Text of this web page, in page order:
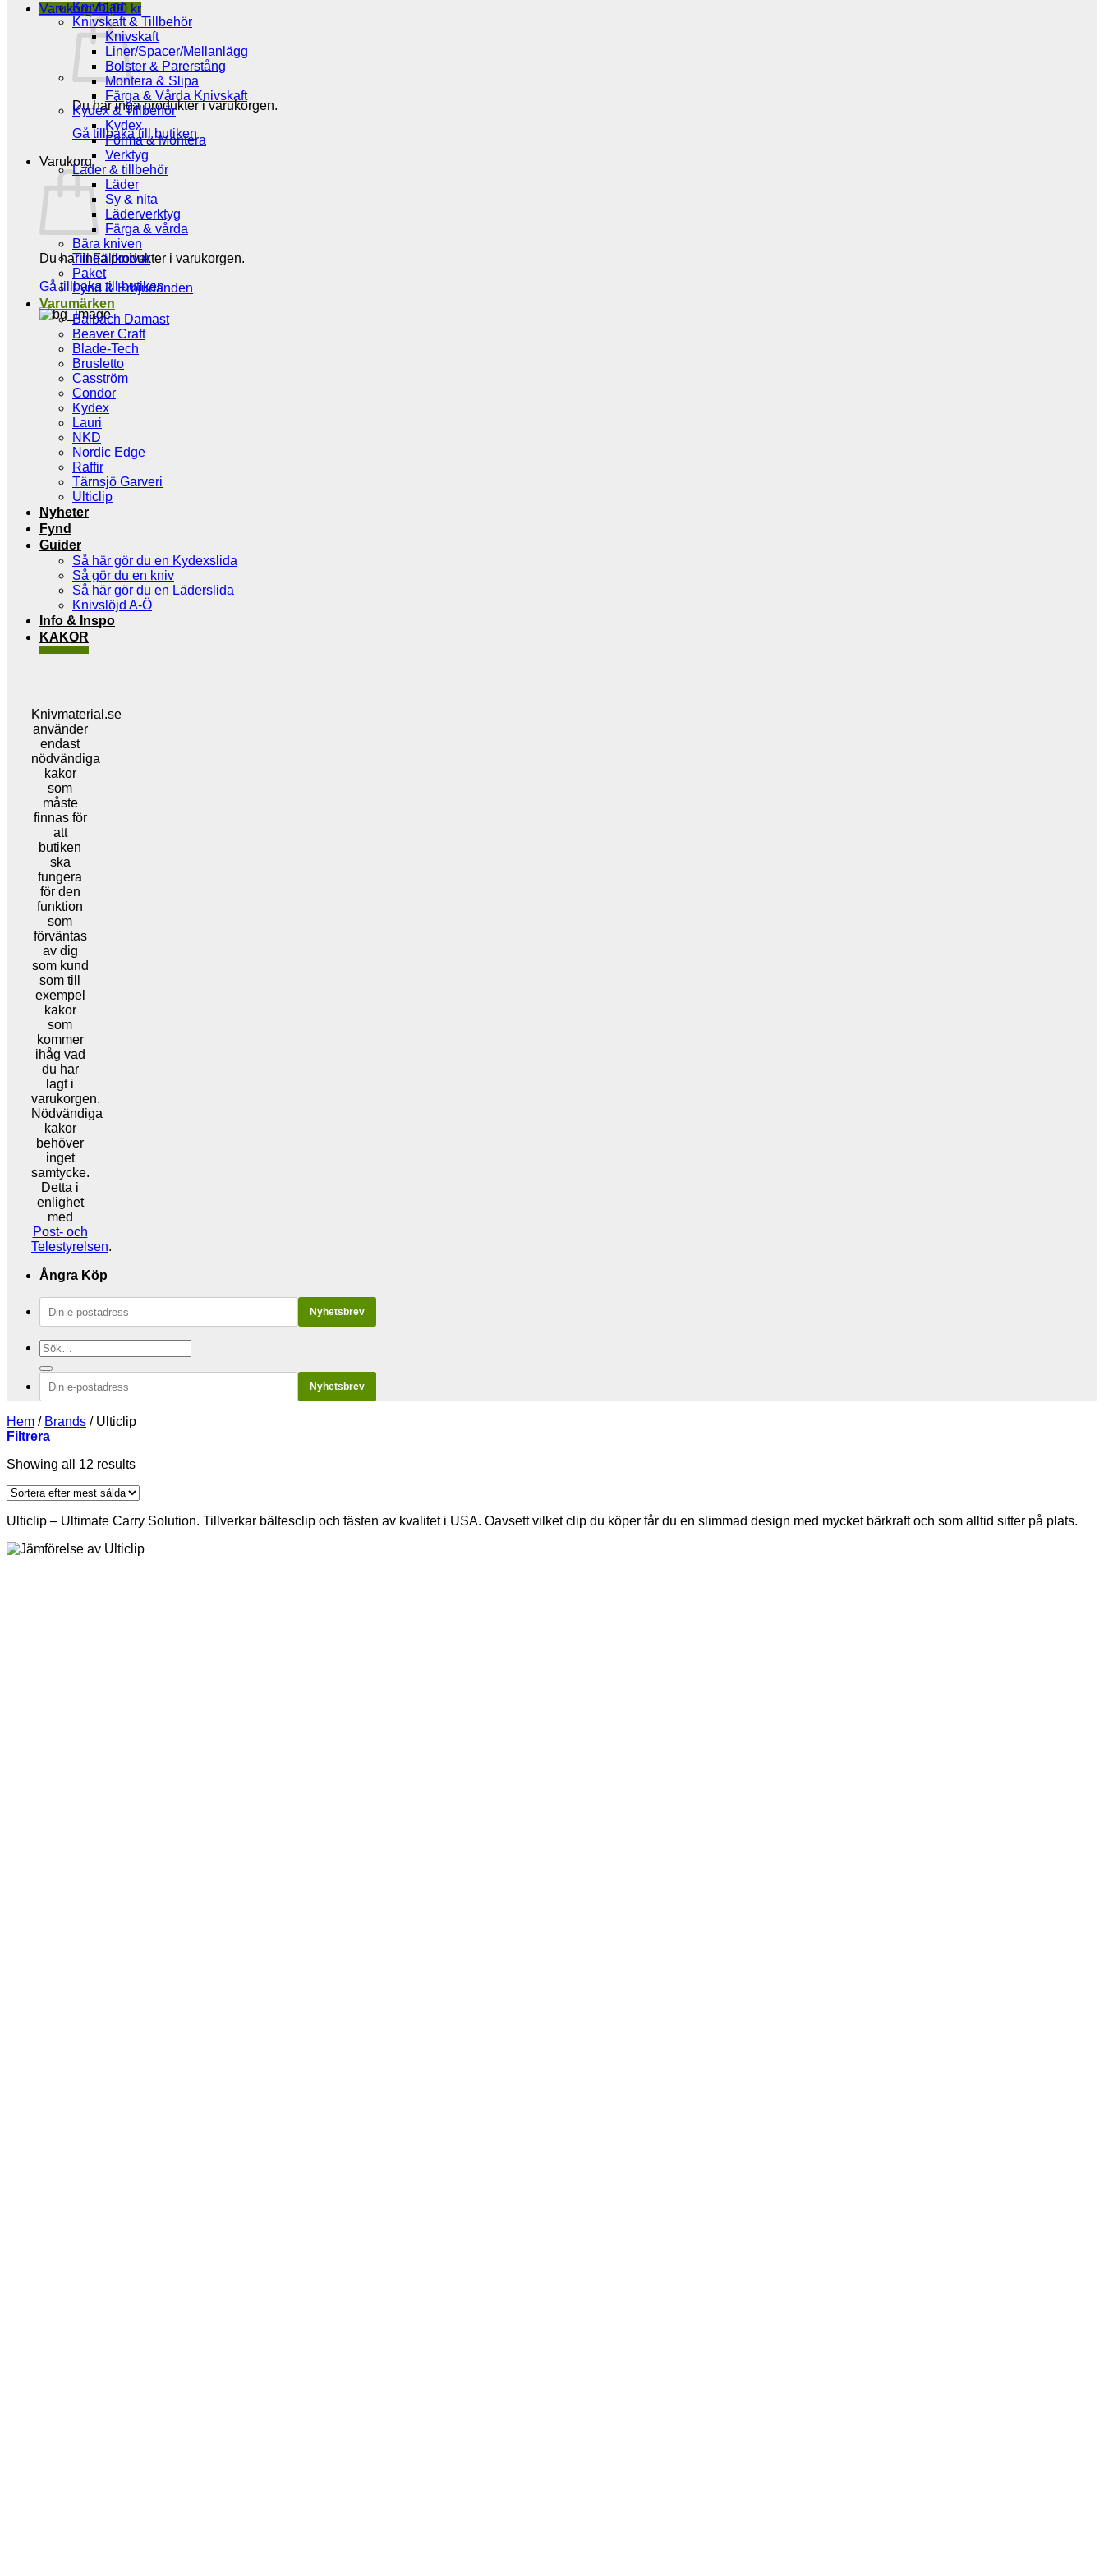
Varukorg /0,00 kr
Du har inga produkter i varukorgen.
Gå tillbaka till butiken
Varukorg
Du har inga produkter i varukorgen.
Gå tillbaka till butiken
Knivblad
Knivskaft & Tillbehör
Knivskaft
Liner/Spacer/Mellanlägg
Bolster & Parerstång
Montera & Slipa
Färga & Vårda Knivskaft
Kydex & Tillbehör
Kydex
Forma & Montera
Verktyg
Läder & tillbehör
Läder
Sy & nita
Läderverktyg
Färga & vårda
Bära kniven
Till Fällknivar
Paket
Fynd & Erbjudanden
Varumärken
Balbach Damast
Beaver Craft
Blade-Tech
Brusletto
Casström
Condor
Kydex
Lauri
NKD
Nordic Edge
Raffir
Tärnsjö Garveri
Ulticlip
Nyheter
Fynd
Guider
Så här gör du en Kydexslida
Så gör du en kniv
Så här gör du en Läderslida
Knivslöjd A-Ö
Info & Inspo
KAKOR
Knivmaterial.se
använder
endast
nödvändiga
kakor
som
måste
finnas för
att
butiken
ska
fungera
för den
funktion
som
förväntas
av dig
som kund
som till
exempel
kakor
som
kommer
ihåg vad
du har
lagt i
varukorgen.
Nödvändiga
kakor
behöver
inget
samtycke.
Detta i
enlighet
med
Post- och
Telestyrelsen.
Ångra Köp
Nyhetsbrev
Sök
efter:
Nyhetsbrev
Hem / Brands /Ulticlip
Filtrera
Showing all 12 resultsSorted
popularity
Ulticlip – Ultimate Carry Solution. Tillverkar bältesclip och fästen av kvalitet i USA. Oavsett vilket clip du köper får du en slimmad design med mycket bärkraft och som alltid sitter på plats.